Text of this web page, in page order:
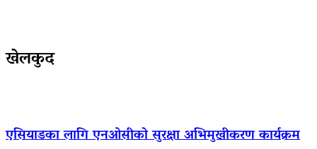
खेलकुद
एसियाडका लागि एनओसीको सुरक्षा अभिमुखीकरण कार्यक्रम